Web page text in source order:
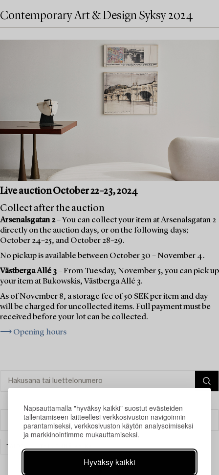
Napsauttamalla "hyväksy kaikki" suostut evästeiden
tallentamiseen laitteellesi verkkosivuston navigoinnin
parantamiseksi, verkkosivuston käytön analysoimiseksi
ja markkinointimme mukauttamiseksi.
Hyväksy kaikki
Contemporary Art & Design Syksy 2024
Live auction October 22–23, 2024
Collect after the auction
Arsenalsgatan 2– You can collect your item at Arsenalsgatan 2
directly on the auction days, or on the following days;
October 24–25, and October 28–29.
No pickup is available between October 30 – November 4.
Västberga Allé 3– From Tuesday, November 5, you can pick up
your item at Bukowskis, Västberga Allé 3.
As of November 8, a storage fee of 50 SEK per item and day
will be charged for uncollected items. Full payment must be
received before your lot can be collected.
⟶ Opening hours
Suodatin